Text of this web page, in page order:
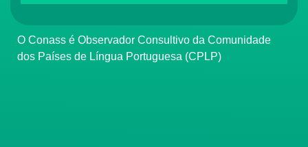
O Conass é Observador Consultivo da Comunidade
dos Países de Língua Portuguesa (CPLP)